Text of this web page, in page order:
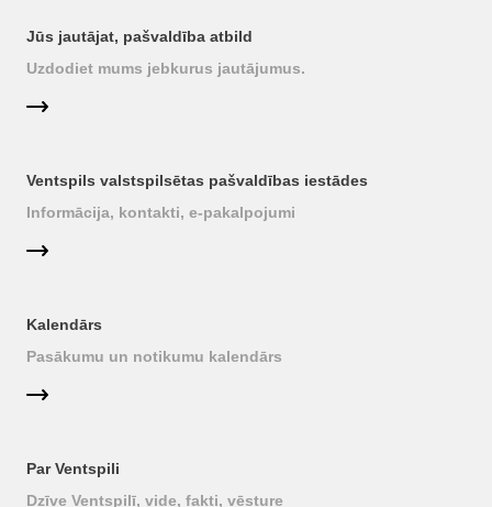
Jūs jautājat, pašvaldība atbild
Uzdodiet mums jebkurus jautājumus.
Ventspils valstspilsētas pašvaldības iestādes
Informācija, kontakti, e-pakalpojumi
Kalendārs
Pasākumu un notikumu kalendārs
Par Ventspili
Dzīve Ventspilī, vide, fakti, vēsture